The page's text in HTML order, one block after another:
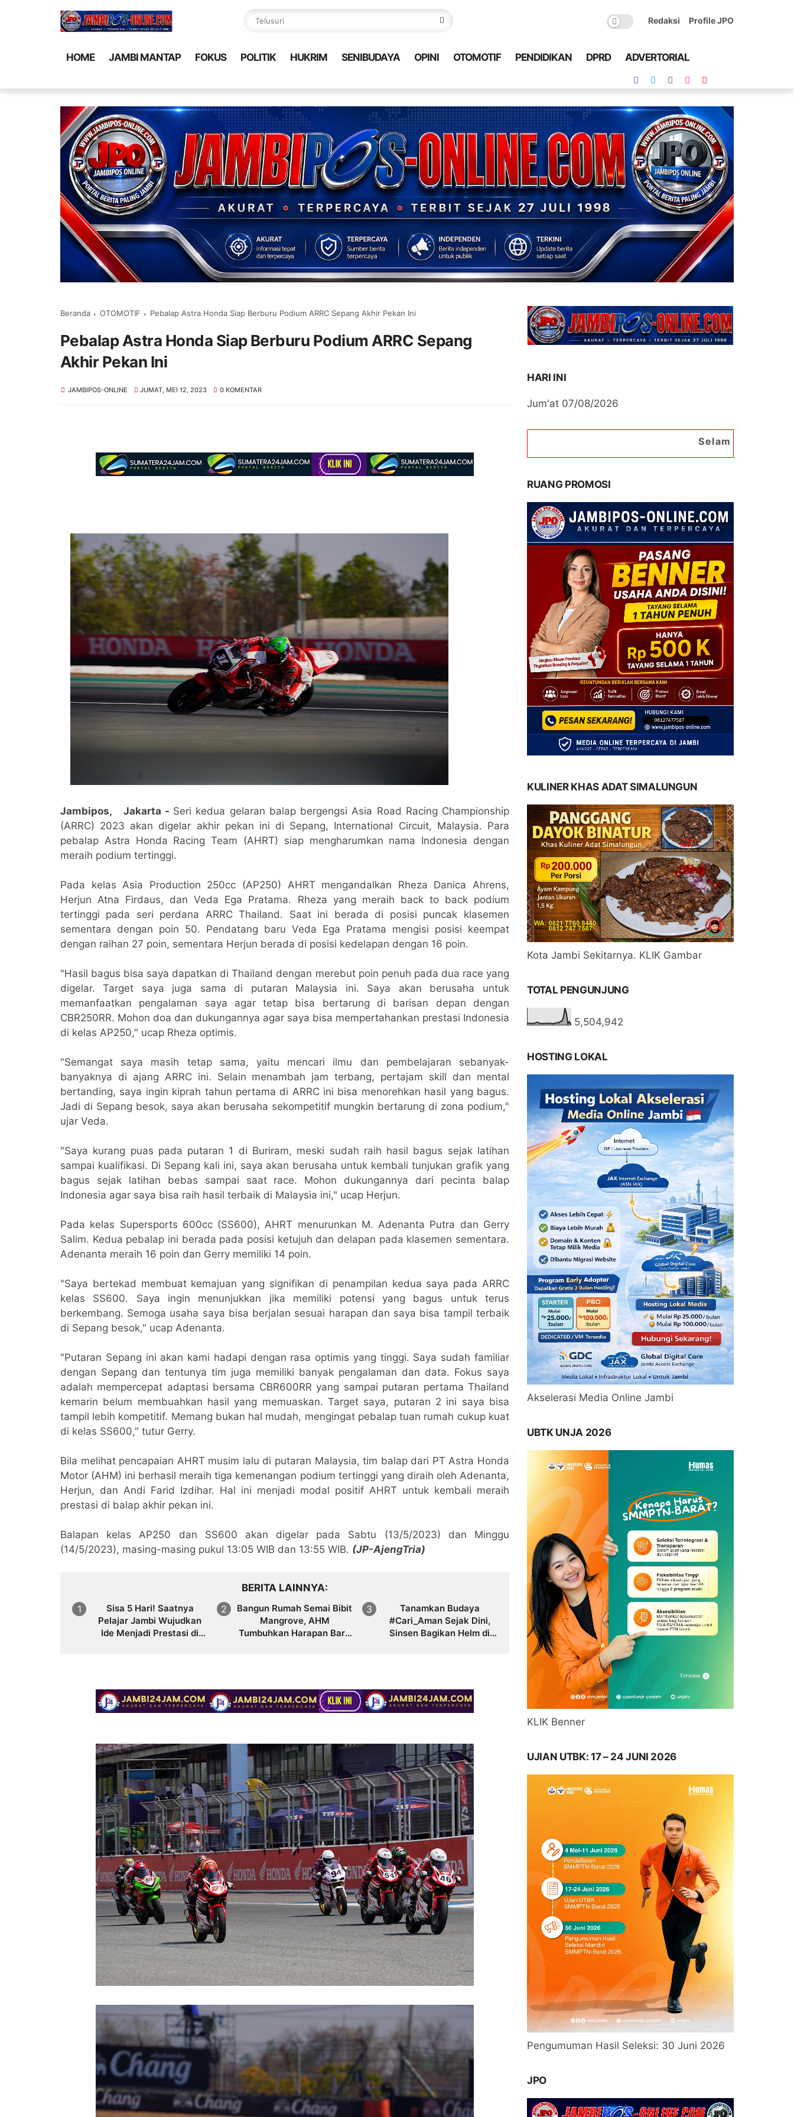
Redaksi Profile JPO
HOME JAMBI MANTAP FOKUS POLITIK HUKRIM SENIBUDAYA OPINI OTOMOTIF PENDIDIKAN DPRD ADVERTORIAL
Beranda OTOMOTIF Pebalap Astra Honda Siap Berburu Podium ARRC Sepang Akhir Pekan Ini
Pebalap Astra Honda Siap Berburu Podium ARRC Sepang
Akhir Pekan Ini
JAMBIPOS-ONLINE JUMAT, MEI 12, 2023 0 KOMENTAR
Jambipos, Jakarta - Seri kedua gelaran balap bergengsi Asia Road Racing Championship
(ARRC) 2023 akan digelar akhir pekan ini di Sepang, International Circuit, Malaysia. Para
pebalap Astra Honda Racing Team (AHRT) siap mengharumkan nama Indonesia dengan
meraih podium tertinggi.
Pada kelas Asia Production 250cc (AP250) AHRT mengandalkan Rheza Danica Ahrens,
Herjun Atna Firdaus, dan Veda Ega Pratama. Rheza yang meraih back to back podium
tertinggi pada seri perdana ARRC Thailand. Saat ini berada di posisi puncak klasemen
sementara dengan poin 50. Pendatang baru Veda Ega Pratama mengisi posisi keempat
dengan raihan 27 poin, sementara Herjun berada di posisi kedelapan dengan 16 poin.
"Hasil bagus bisa saya dapatkan di Thailand dengan merebut poin penuh pada dua race yang
digelar. Target saya juga sama di putaran Malaysia ini. Saya akan berusaha untuk
memanfaatkan pengalaman saya agar tetap bisa bertarung di barisan depan dengan
CBR250RR. Mohon doa dan dukungannya agar saya bisa mempertahankan prestasi Indonesia
di kelas AP250," ucap Rheza optimis.
"Semangat saya masih tetap sama, yaitu mencari ilmu dan pembelajaran sebanyak-
banyaknya di ajang ARRC ini. Selain menambah jam terbang, pertajam skill dan mental
bertanding, saya ingin kiprah tahun pertama di ARRC ini bisa menorehkan hasil yang bagus.
Jadi di Sepang besok, saya akan berusaha sekompetitif mungkin bertarung di zona podium,"
ujar Veda.
"Saya kurang puas pada putaran 1 di Buriram, meski sudah raih hasil bagus sejak latihan
sampai kualifikasi. Di Sepang kali ini, saya akan berusaha untuk kembali tunjukan grafik yang
bagus sejak latihan bebas sampai saat race. Mohon dukungannya dari pecinta balap
Indonesia agar saya bisa raih hasil terbaik di Malaysia ini," ucap Herjun.
Pada kelas Supersports 600cc (SS600), AHRT menurunkan M. Adenanta Putra dan Gerry
Salim. Kedua pebalap ini berada pada posisi ketujuh dan delapan pada klasemen sementara.
Adenanta meraih 16 poin dan Gerry memiliki 14 poin.
"Saya bertekad membuat kemajuan yang signifikan di penampilan kedua saya pada ARRC
kelas SS600. Saya ingin menunjukkan jika memiliki potensi yang bagus untuk terus
berkembang. Semoga usaha saya bisa berjalan sesuai harapan dan saya bisa tampil terbaik
di Sepang besok," ucap Adenanta.
"Putaran Sepang ini akan kami hadapi dengan rasa optimis yang tinggi. Saya sudah familiar
dengan Sepang dan tentunya tim juga memiliki banyak pengalaman dan data. Fokus saya
adalah mempercepat adaptasi bersama CBR600RR yang sampai putaran pertama Thailand
kemarin belum membuahkan hasil yang memuaskan. Target saya, putaran 2 ini saya bisa
tampil lebih kompetitif. Memang bukan hal mudah, mengingat pebalap tuan rumah cukup kuat
di kelas SS600," tutur Gerry.
Bila melihat pencapaian AHRT musim lalu di putaran Malaysia, tim balap dari PT Astra Honda
Motor (AHM) ini berhasil meraih tiga kemenangan podium tertinggi yang diraih oleh Adenanta,
Herjun, dan Andi Farid Izdihar. Hal ini menjadi modal positif AHRT untuk kembali meraih
prestasi di balap akhir pekan ini.
Balapan kelas AP250 dan SS600 akan digelar pada Sabtu (13/5/2023) dan Minggu
(14/5/2023), masing-masing pukul 13:05 WIB dan 13:55 WIB. (JP-AjengTria)
BERITA LAINNYA
Sisa 5 Hari! Saatnya
Pelajar Jambi Wujudkan
Ide Menjadi Prestasi di
Bangun Rumah Semai Bibit
Mangrove, AHM
Tumbuhkan Harapan Baru
Tanamkan Budaya
#Cari_Aman Sejak Dini,
Sinsen Bagikan Helm di
HARI INI
Jum'at 07/08/2026
Selamat Datang di Portal
RUANG PROMOSI
KULINER KHAS ADAT SIMALUNGUN
Kota Jambi Sekitarnya. KLIK Gambar
TOTAL PENGUNJUNG
5,504,942
HOSTING LOKAL
Akselerasi Media Online Jambi
UBTK UNJA 2026
KLIK Benner
UJIAN UTBK: 17 – 24 JUNI 2026
Pengumuman Hasil Seleksi: 30 Juni 2026
JPO